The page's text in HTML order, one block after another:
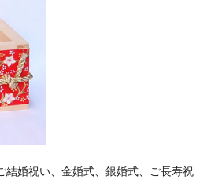
結婚祝い、金婚式、銀婚式、ご長寿祝